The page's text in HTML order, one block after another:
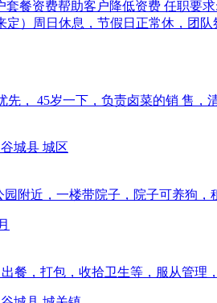
餐资费帮助客户降低资费 任职要
定）周日休息，节假日正常休，团
， 45岁一下，负责卤菜的销 售，
城县 城区
附近，一楼带院子，院子可养狗
餐，打包，收拾卫生等，服从管理